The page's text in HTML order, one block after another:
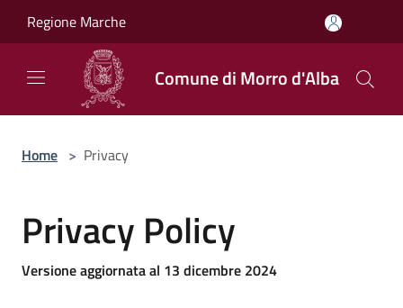
Regione Marche
Comune di Morro d'Alba
Home > Privacy
Privacy Policy
Versione aggiornata al 13 dicembre 2024